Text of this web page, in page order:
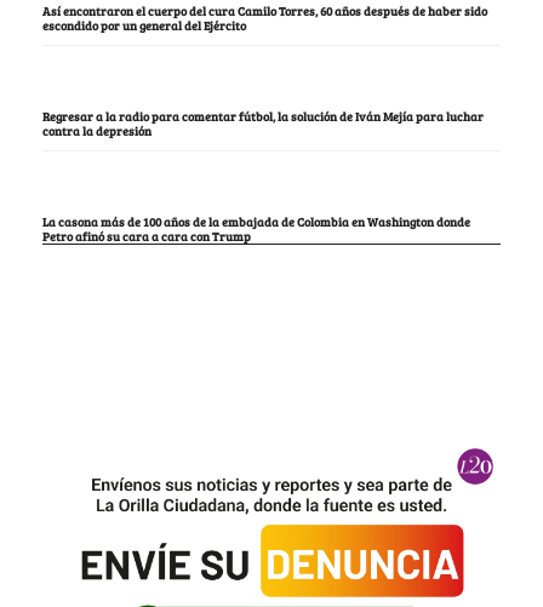
Así encontraron el cuerpo del cura Camilo Torres, 60 años después de haber sido
escondido por un general del Ejército
Regresar a la radio para comentar fútbol, la solución de Iván Mejía para luchar
contra la depresión
La casona más de 100 años de la embajada de Colombia en Washington donde
Petro afinó su cara a cara con Trump